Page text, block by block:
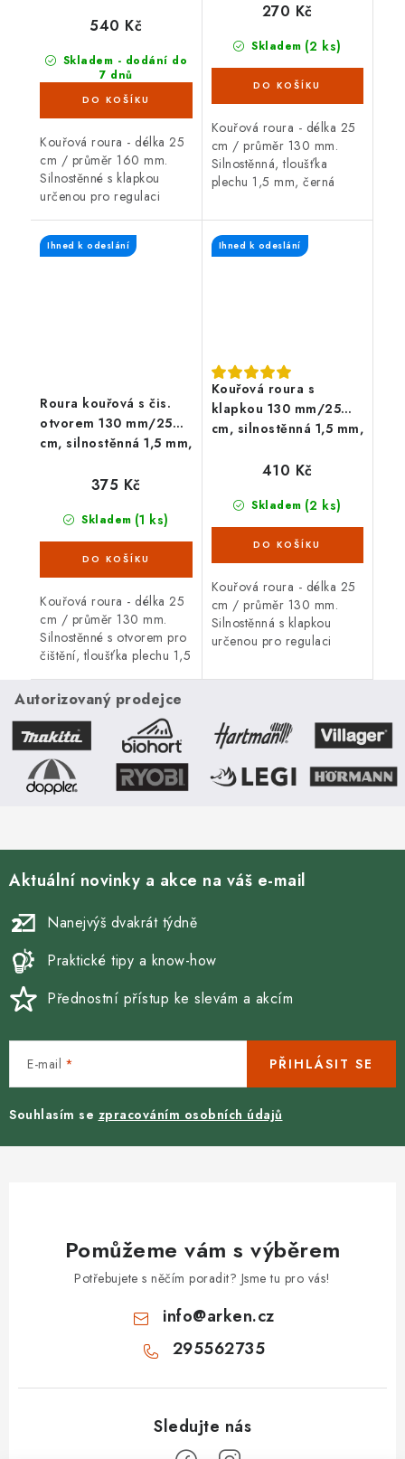
Skladem - dodání do
7 dnů
(23 ks)
540 Kč
Kouřová roura - délka 25
cm / průměr 160 mm.
Silnostěnné s klapkou
určenou pro regulaci
tahu, tloušťka plechu 1,5
mm, černá barva. Kouřová
Skladem (2 ks)
270 Kč
Kouřová roura - délka 25
cm / průměr 130 mm.
Silnostěnná, tloušťka
plechu 1,5 mm, černá
určená pro spojení mezi
spalinovým hrdlem
krbových kamen/sporáku...
Roura kouřová s čis.
otvorem 130 mm/25
cm, silnostěnná 1,5 mm,
Ihned k odeslání
Skladem (1 ks)
375 Kč
Kouřová roura - délka 25
cm / průměr 130 mm.
Silnostěnné s otvorem pro
čištění, tloušťka plechu 1,5
roura je určená pro
spojení mezi spalinovým
hrdlem...
Kouřová roura s
klapkou 130 mm/25
cm, silnostěnná 1,5 mm,
Ihned k odeslání
Skladem (2 ks)
410 Kč
Kouřová roura - délka 25
cm / průměr 130 mm.
Silnostěnná s klapkou
určenou pro regulaci
tahu, tloušťka plechu 1,5
Autorizovaný prodejce
Aktuální novinky a akce na váš e-mail
Nanejvýš dvakrát týdně
Praktické tipy a know-how
Přednostní přístup ke slevám a akcím
E-mail
Souhlasím se zpracováním osobních údajů
PŘIHLÁSIT SE
Pomůžeme vám s výběrem
Potřebujete s něčím poradit? Jsme tu pro vás!
info@arken.cz
295562735